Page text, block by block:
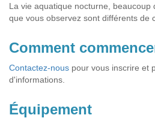
La vie aquatique nocturne, beaucoup
que vous observez sont différents de
Comment
Contactez-nous pour vous inscrire et
d'informations.
Équipement